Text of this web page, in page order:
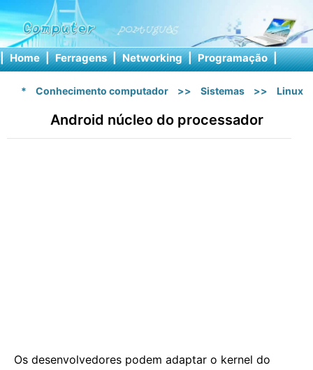
| Home | Ferragens | Networking | Programação |
* Conhecimento computador >> Sistemas >> Linux
Android núcleo do processador
Os desenvolvedores podem adaptar o kernel do